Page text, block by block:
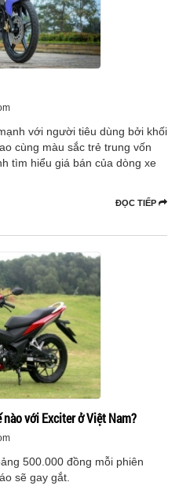
với người tiêu dùng bởi khối
cùng màu sắc trẻ trung vốn
tìm hiểu giá bán của dòng xe
ĐỌC TIẾP
với Exciter ở Việt Nam?
500.000 đồng mỗi phiên
sẽ gay gắt.